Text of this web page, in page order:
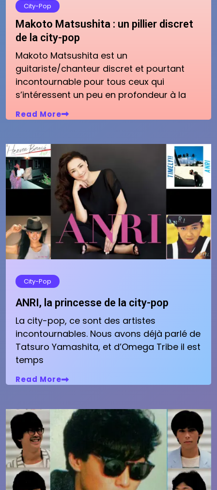
City-Pop
Makoto Matsushita : un pillier discret
de la city-pop
Makoto Matsushita est un
guitariste/chanteur discret et pourtant
incontournable pour tous ceux qui
s’intéressent un peu en profondeur à la
Read More
City-Pop
ANRI, la princesse de la city-pop
La city-pop, ce sont des artistes
incontournables. Nous avons déjà parlé de
Tatsuro Yamashita, et d’Omega Tribe il est
temps
Read More